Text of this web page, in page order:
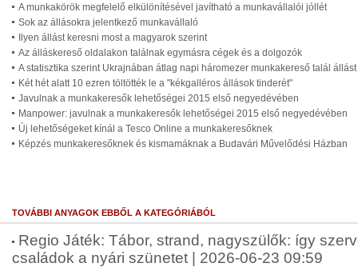
A munkakörök megfelelő elkülönítésével javítható a munkavállalói jóllét
Sok az állásokra jelentkező munkavállaló
Ilyen állást keresni most a magyarok szerint
Az álláskereső oldalakon találnak egymásra cégek és a dolgozók
A statisztika szerint Ukrajnában átlag napi háromezer munkakereső talál állást
Két hét alatt 10 ezren töltötték le a "kékgalléros állások tinderét"
Javulnak a munkakeresők lehetőségei 2015 első negyedévében
Manpower: javulnak a munkakeresők lehetőségei 2015 első negyedévében
Új lehetőségeket kínál a Tesco Online a munkakeresőknek
Képzés munkakeresőknek és kismamáknak a Budavári Művelődési Házban
TOVÁBBI ANYAGOK EBBŐL A KATEGÓRIÁBÓL
Regio Játék: Tábor, strand, nagyszülők: így
családok a nyári szünetet | 2026-06-23 09:59